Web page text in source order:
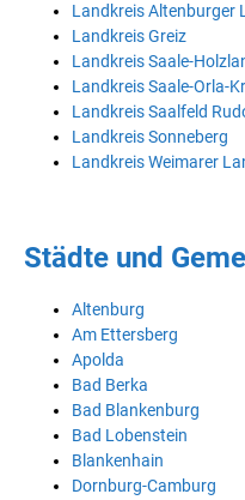
Landkreis Altenburger
Landkreis Greiz
Landkreis Saale-
Landkreis Saale-Orla-
Landkreis Saalfeld
Landkreis Sonneberg
Landkreis Weimarer
Städte und
Altenburg
Am Ettersberg
Apolda
Bad Berka
Bad Blankenburg
Bad Lobenstein
Blankenhain
Dornburg-Camburg